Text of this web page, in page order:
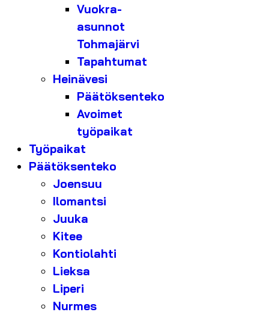
Vuokra-
asunnot
Tohmajärvi
Tapahtumat
Heinävesi
Päätöksenteko
Avoimet
työpaikat
Työpaikat
Päätöksenteko
Joensuu
Ilomantsi
Juuka
Kitee
Kontiolahti
Lieksa
Liperi
Nurmes